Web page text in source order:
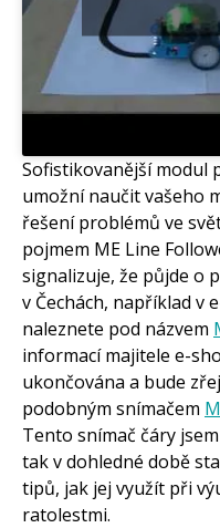
Sofistikovanější modul
umožní naučit vašeho
řešení problémů ve
pojmem ME Line
signalizuje, že půjde o
v Čechách, například v
naleznete pod názvem
informací majitele e-
ukončována a bude
podobným snímačem
Tento snímač čáry
tak v dohledné době
tipů, jak jej využít při
ratolestmi.